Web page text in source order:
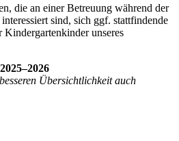
die an einer Betreuung während der
sind, sich ggf. stattfindende
unseres
Übersichtlichkeit auch